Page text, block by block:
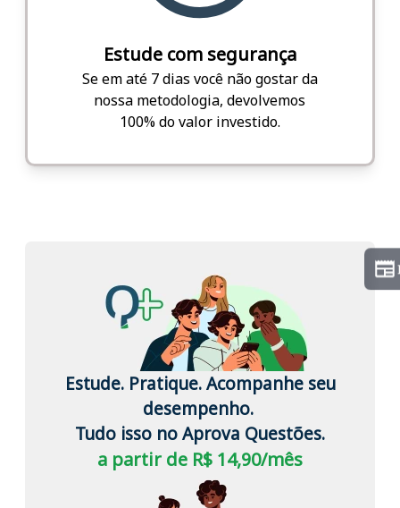
Estude com segurança
Se em até 7 dias você não gostar da
nossa metodologia, devolvemos
100% do valor investido.
Estude. Pratique. Acompanhe seu
desempenho.
Tudo isso no Aprova Questões.
a partir de R$ 14,90/mês